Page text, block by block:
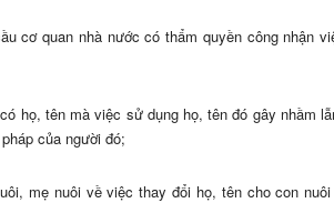
cơ quan nhà nước có thẩm quyền công nhận
họ, tên mà việc sử dụng họ, tên đó gây nhầm
của người đó;
mẹ nuôi về việc thay đổi họ, tên cho con